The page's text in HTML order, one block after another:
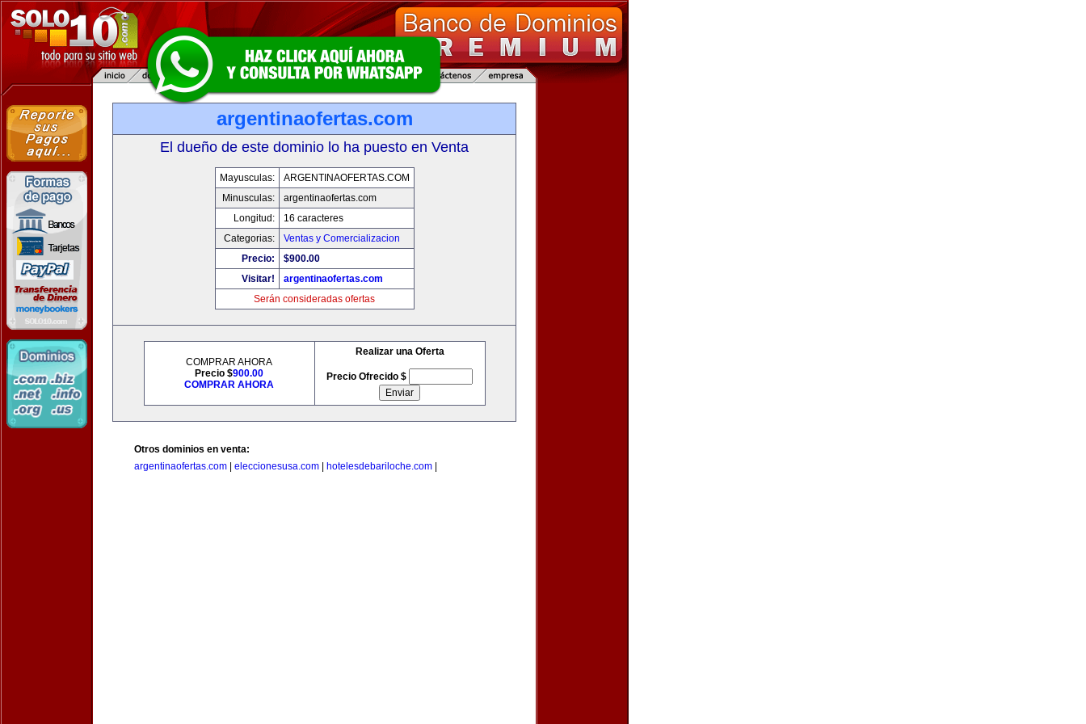
argentinaofertas.com
El dueño de este dominio lo ha puesto en Venta
Mayusculas:
ARGENTINAOFERTAS.COM
Minusculas:
argentinaofertas.com
Longitud:
16 caracteres
Categorias:
Ventas y Comercializacion
Precio:
$900.00
Visitar!
argentinaofertas.com
Serán consideradas ofertas
COMPRAR AHORA
Precio $900.00
COMPRAR AHORA
Realizar una Oferta
Precio Ofrecido $
Otros dominios en venta:
argentinaofertas.com
eleccionesusa.com hotelesdebariloche.com